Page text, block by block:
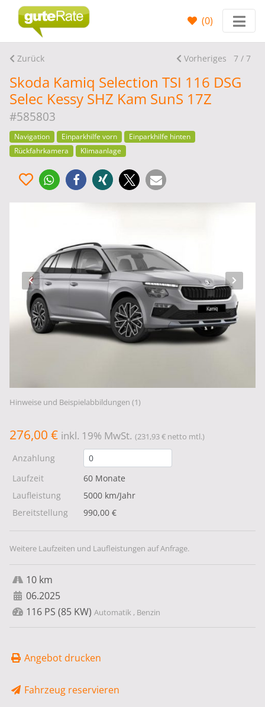
(0)
Zurück Vorheriges 7 / 7
Skoda Kamiq Selection TSI 116 DSG
Selec Kessy SHZ Kam SunS 17Z
#585803
Navigation Einparkhilfe vorn
Einparkhilfe hinten
Rückfahrkamera
Klimaanlage
Hinweise und Beispielabbildungen (1)
276,00 € inkl. 19% MwSt. (231,93 € netto mtl.)
Anzahlung
Laufzeit
60 Monate
Laufleistung
5000 km/Jahr
Bereitstellung
990,00 €
Weitere Laufzeiten und Laufleistungen auf Anfrage.
10 km
06.2025
116 PS (85 KW) Automatik , Benzin
Angebot drucken
Fahrzeug reservieren